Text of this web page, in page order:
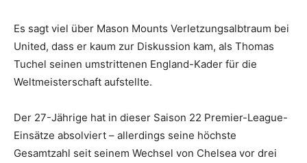
Es sagt viel über Mason Mounts Verletzungsalbtraum bei
United, dass er kaum zur Diskussion kam, als Thomas
Tuchel seinen umstrittenen England-Kader für die
Weltmeisterschaft aufstellte.
Der 27-Jährige hat in dieser Saison 22 Premier-League-
Einsätze absolviert – allerdings seine höchste
Gesamtzahl seit seinem Wechsel von Chelsea vor drei